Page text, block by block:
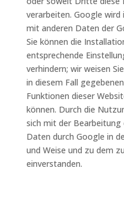
verarbeiten. Google wird
mit anderen Daten der
Sie können die
entsprechende
verhindern; wir weisen
in diesem Fall
Funktionen dieser
können. Durch die
sich mit der Bearbeitung
Daten durch Google in
und Weise und zu dem
einverstanden.